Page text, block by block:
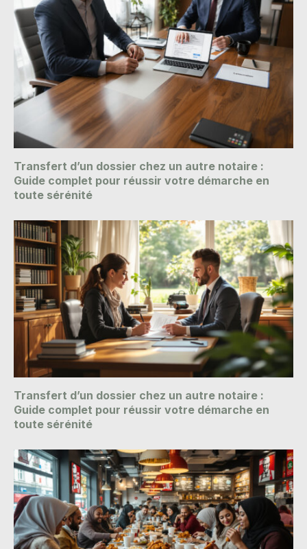
Transfert d’un dossier chez un autre notaire :
Guide complet pour réussir votre démarche en
toute sérénité
Transfert d’un dossier chez un autre notaire :
Guide complet pour réussir votre démarche en
toute sérénité